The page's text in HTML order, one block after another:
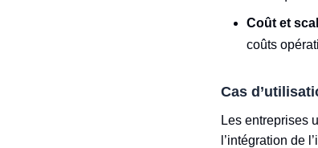
Coût et
coûts
Cas
Les entreprises
l’intégration de